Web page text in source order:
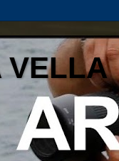
VELLA